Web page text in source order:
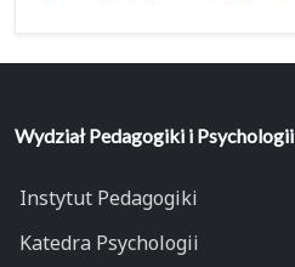
Wydział Pedagogiki i Psychologii
Instytut Pedagogiki
Katedra Psychologii